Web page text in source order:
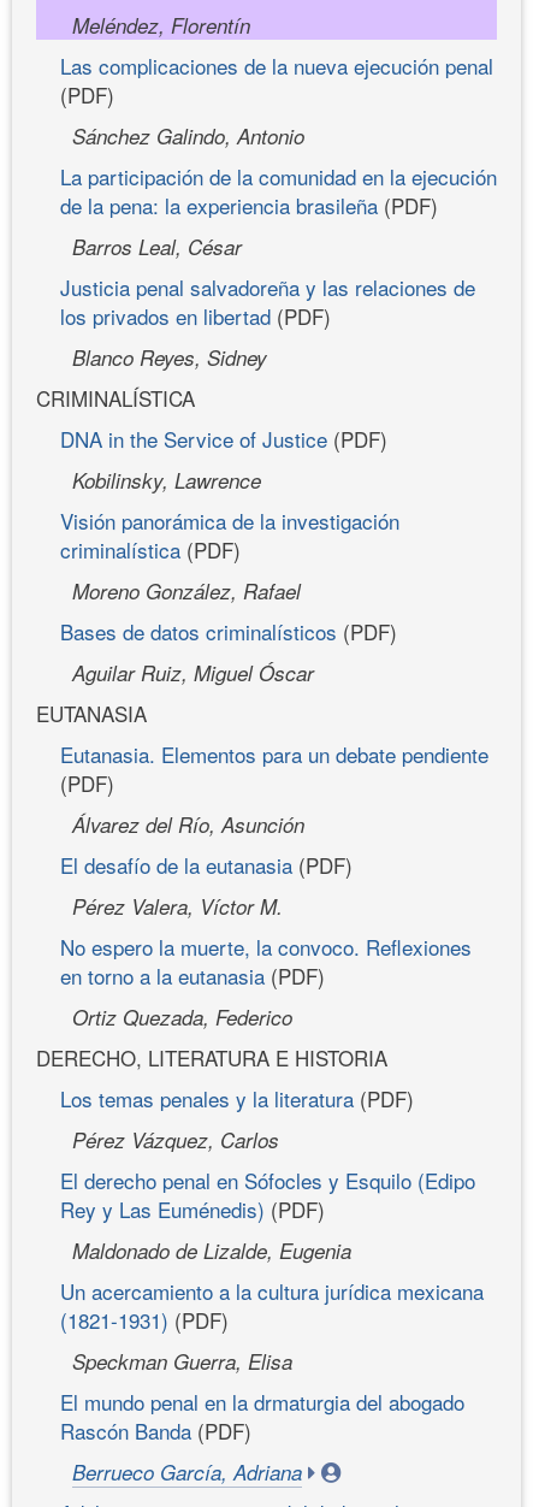
Meléndez, Florentín
Las complicaciones de la nueva ejecución penal
(PDF)
Sánchez Galindo, Antonio
La participación de la comunidad en la ejecución
de la pena: la experiencia brasileña (PDF)
Barros Leal, César
Justicia penal salvadoreña y las relaciones de
los privados en libertad (PDF)
Blanco Reyes, Sidney
CRIMINALÍSTICA
DNA in the Service of Justice (PDF)
Kobilinsky, Lawrence
Visión panorámica de la investigación
criminalística (PDF)
Moreno González, Rafael
Bases de datos criminalísticos (PDF)
Aguilar Ruiz, Miguel Óscar
EUTANASIA
Eutanasia. Elementos para un debate pendiente
(PDF)
Álvarez del Río, Asunción
El desafío de la eutanasia (PDF)
Pérez Valera, Víctor M.
No espero la muerte, la convoco. Reflexiones
en torno a la eutanasia (PDF)
Ortiz Quezada, Federico
DERECHO, LITERATURA E HISTORIA
Los temas penales y la literatura (PDF)
Pérez Vázquez, Carlos
El derecho penal en Sófocles y Esquilo (Edipo
Rey y Las Euménedis) (PDF)
Maldonado de Lizalde, Eugenia
Un acercamiento a la cultura jurídica mexicana
(1821-1931) (PDF)
Speckman Guerra, Elisa
El mundo penal en la drmaturgia del abogado
Rascón Banda (PDF)
Berrueco García, Adriana